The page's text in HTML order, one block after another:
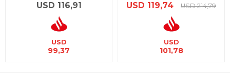
USD 116,91
USD
99,37
USD 119,74 USD 214,79
USD
101,78